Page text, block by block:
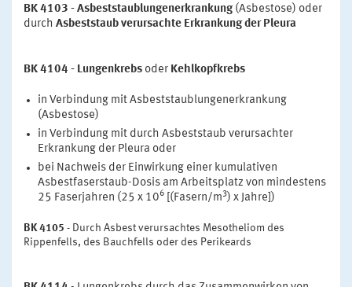
BK 4103 - Asbeststaublungenerkrankung (Asbestose) oder
durch Asbeststaub verursachte Erkrankung der Pleura
BK 4104 - Lungenkrebs oder Kehlkopfkrebs
in Verbindung mit Asbeststaublungenerkrankung
(Asbestose)
in Verbindung mit durch Asbeststaub verursachter
Erkrankung der Pleura oder
bei Nachweis der Einwirkung einer kumulativen
Asbestfaserstaub-Dosis am Arbeitsplatz von mindestens
25 Faserjahren (25 x 106[(Fasern/m3) x Jahre])
BK 4105 - Durch Asbest verursachtes Mesotheliom des
Rippenfells, des Bauchfells oder des Perikeards